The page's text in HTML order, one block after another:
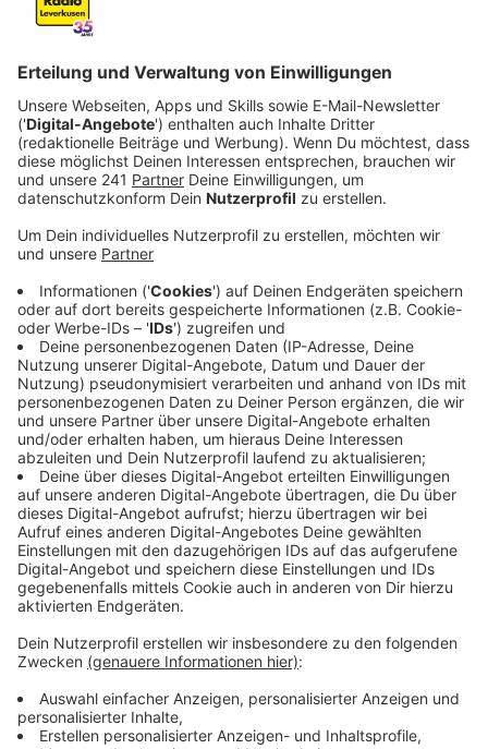
Veröffentlicht:
Anzeige
Erik ten Hag hatte zuletzt Manchester United trainiert.
Jetzt wird der 55-jährige Niederländer laut Vertrag für
zwei Jahre Coach der Werkself. Ten Hag war schon
seit Beginn der Trainersuche einer der Topkandidaten,
heißt es. Seine erfolgreichste Karrierephase hatte er
mit dem niederländischen Hauptstadtclub Ajax
Amsterdam. Dort gewann er unter anderem dreimal die
Meisterschaft und zweimal den Pokal. Den deutschen
Fußball hat er auch schon kennengelernt: von 2014 bis
2016 trainierte er die zweite Mannschaft von Bayern
München.
Anzeige
Erste Pressekonferenz
Anzeige
«Ich will gewinnen, aber auf eine bestimmte Art und
stellte ten Hag bei seiner Vorstellung als neuer Bayer-
Coach klar. Er muss jetzt einen neuen Kader aufstellen,